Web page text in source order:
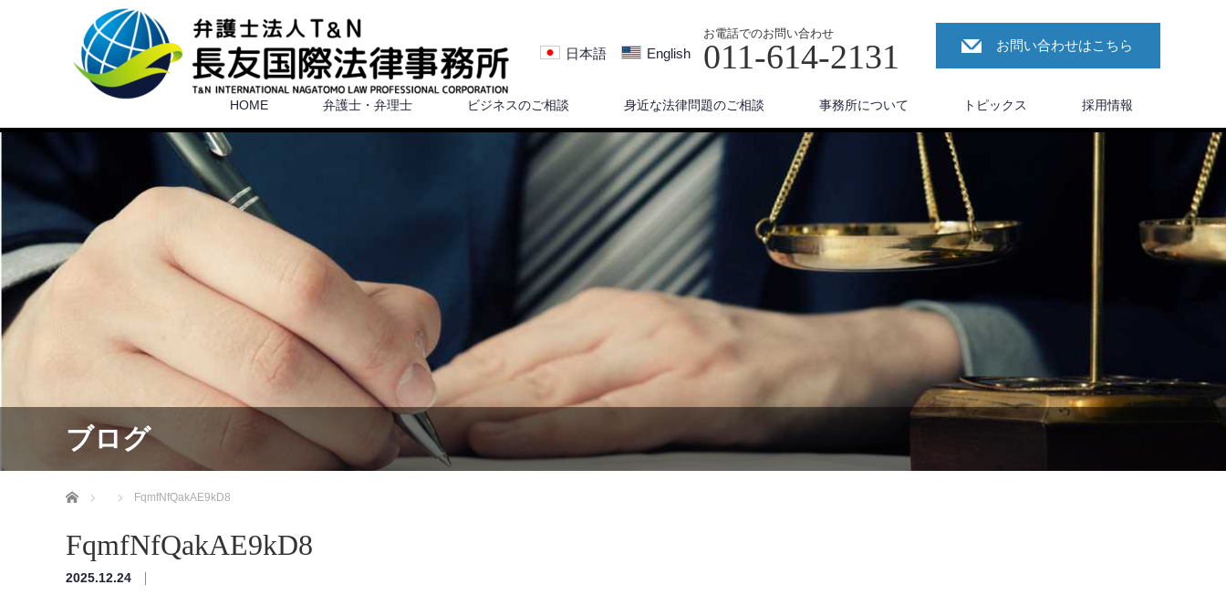
日本語 English
お電話でのお問い合わせ
011-614-2131 お問い合わせはこちら
HOME 弁護士・弁理士 ビジネスのご相談 身近な法律問題のご相談 事務所について トピックス 採用情報
ブログ
ホーム FqmfNfQakAE9kD8
FqmfNfQakAE9kD8
2025.12.24